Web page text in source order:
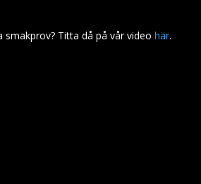
smakprov? Titta då på vår videohär.